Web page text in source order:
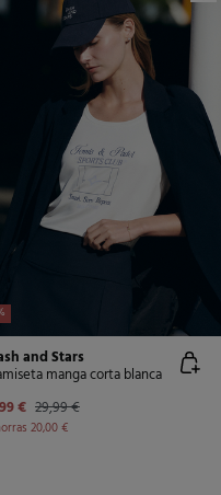
and Stars
manga corta blanca
€ 29,99 €
20,00 €